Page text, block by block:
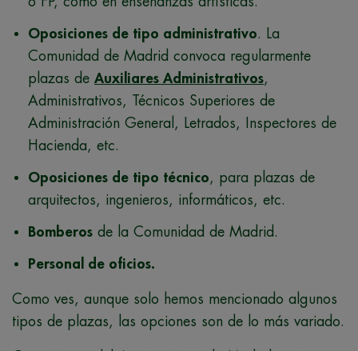
Oposiciones de tipo administrativo. La
Comunidad de Madrid convoca regularmente
plazas de Auxiliares Administrativos,
Administrativos, Técnicos Superiores de
Administración General, Letrados, Inspectores de
Hacienda, etc.
Oposiciones de tipo técnico, para plazas de
arquitectos, ingenieros, informáticos, etc.
Bomberos de la Comunidad de Madrid.
Personal de oficios.
Como ves, aunque solo hemos mencionado algunos
tipos de plazas, las opciones son de lo más variado.